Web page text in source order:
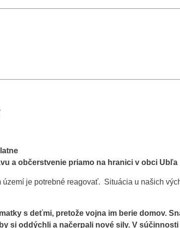
a občerstvenie priamo na hranici v obci Ubľa
je potrebné reagovať. Situácia u našich
s deťmi, pretože vojna im berie domov.
si oddýchli a načerpali nové sily. V